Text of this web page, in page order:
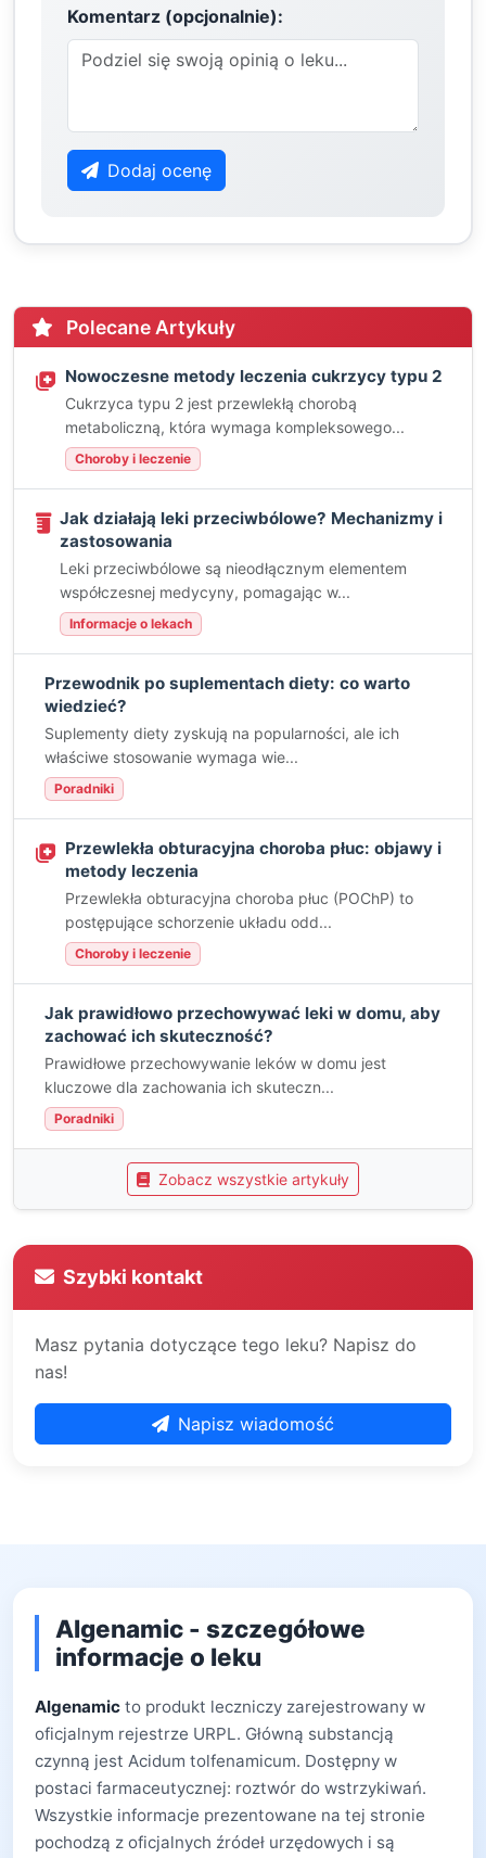
Komentarz (opcjonalnie):
Dodaj ocenę
Polecane Artykuły
Nowoczesne metody leczenia cukrzycy typu 2
Cukrzyca typu 2 jest przewlekłą chorobą
metaboliczną, która wymaga kompleksowego...
Choroby i leczenie
Jak działają leki przeciwbólowe? Mechanizmy i
zastosowania
Leki przeciwbólowe są nieodłącznym elementem
współczesnej medycyny, pomagając w...
Informacje o lekach
Przewodnik po suplementach diety: co warto
wiedzieć?
Suplementy diety zyskują na popularności, ale ich
właściwe stosowanie wymaga wie...
Poradniki
Przewlekła obturacyjna choroba płuc: objawy i
metody leczenia
Przewlekła obturacyjna choroba płuc (POChP) to
postępujące schorzenie układu odd...
Choroby i leczenie
Jak prawidłowo przechowywać leki w domu, aby
zachować ich skuteczność?
Prawidłowe przechowywanie leków w domu jest
kluczowe dla zachowania ich skuteczn...
Poradniki
Zobacz wszystkie artykuły
Szybki kontakt
Masz pytania dotyczące tego leku? Napisz do
nas!
Napisz wiadomość
Algenamic - szczegółowe
informacje o leku
Algenamic to produkt leczniczy zarejestrowany w
oficjalnym rejestrze URPL. Główną substancją
czynną jest Acidum tolfenamicum. Dostępny w
postaci farmaceutycznej: roztwór do wstrzykiwań.
Wszystkie informacje prezentowane na tej stronie
pochodzą z oficjalnych źródeł urzędowych i są